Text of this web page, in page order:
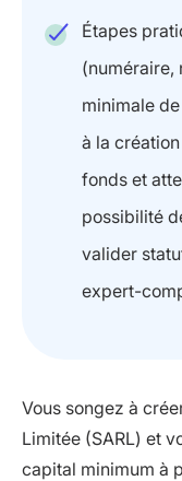
Étapes
(numéraire,
minimale
à la
fonds et
possibilité
valider
expert-
Vous songez à
Limitée (SARL) et
capital minimum à